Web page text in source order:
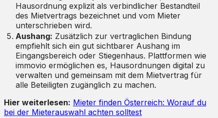
Hausordnung explizit als verbindlicher Bestandteil
des Mietvertrags bezeichnet und vom Mieter
unterschrieben wird.
Aushang: Zusätzlich zur vertraglichen Bindung
empfiehlt sich ein gut sichtbarer Aushang im
Eingangsbereich oder Stiegenhaus. Plattformen wie
immovio ermöglichen es, Hausordnungen digital zu
verwalten und gemeinsam mit dem Mietvertrag für
alle Beteiligten zugänglich zu machen.
Hier weiterlesen: Mieter finden Österreich: Worauf du
bei der Mieterauswahl achten solltest